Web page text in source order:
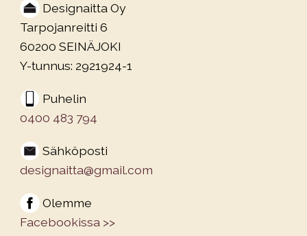
Designaitta Oy
Tarpojanreitti 6
60200 SEINÄJOKI
Y-tunnus: 2921924-1
Puhelin
0400 483 794
Sähköposti
designaitta@gmail.com
Olemme
Facebookissa >>